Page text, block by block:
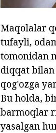
Maqolalar
tufayli,
tomonidan
diqqat
qog'ozga
Bu holda,
barmoqlar
yasalgan